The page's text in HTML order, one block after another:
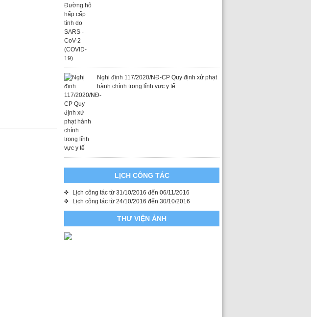
Nghị định 117/2020/NĐ-CP Quy định xử phạt
hành chính trong lĩnh vực y tế
LỊCH CÔNG TÁC
Lịch công tác từ 31/10/2016 đến 06/11/2016
Lịch công tác từ 24/10/2016 đến 30/10/2016
THƯ VIỆN ẢNH